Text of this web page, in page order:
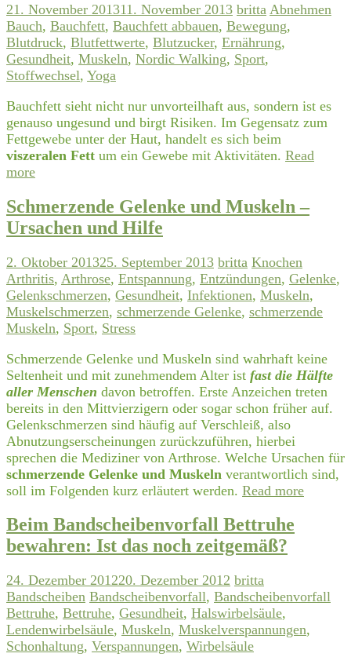
21. November 201311. November 2013 britta Abnehmen
Bauch, Bauchfett, Bauchfett abbauen, Bewegung,
Blutdruck, Blutfettwerte, Blutzucker, Ernährung,
Gesundheit, Muskeln, Nordic Walking, Sport,
Stoffwechsel, Yoga
Bauchfett sieht nicht nur unvorteilhaft aus, sondern ist es
genauso ungesund und birgt Risiken. Im Gegensatz zum
Fettgewebe unter der Haut, handelt es sich beim
viszeralen Fett um ein Gewebe mit Aktivitäten. Read
more
Schmerzende Gelenke und Muskeln –
Ursachen und Hilfe
2. Oktober 201325. September 2013 britta Knochen
Arthritis, Arthrose, Entspannung, Entzündungen, Gelenke,
Gelenkschmerzen, Gesundheit, Infektionen, Muskeln,
Muskelschmerzen, schmerzende Gelenke, schmerzende
Muskeln, Sport, Stress
Schmerzende Gelenke und Muskeln sind wahrhaft keine
Seltenheit und mit zunehmendem Alter ist fast die Hälfte
aller Menschen davon betroffen. Erste Anzeichen treten
bereits in den Mittvierzigern oder sogar schon früher auf.
Gelenkschmerzen sind häufig auf Verschleiß, also
Abnutzungserscheinungen zurückzuführen, hierbei
sprechen die Mediziner von Arthrose. Welche Ursachen für
schmerzende Gelenke und Muskeln verantwortlich sind,
soll im Folgenden kurz erläutert werden. Read more
Beim Bandscheibenvorfall Bettruhe
bewahren: Ist das noch zeitgemäß?
24. Dezember 201220. Dezember 2012 britta
Bandscheiben Bandscheibenvorfall, Bandscheibenvorfall
Bettruhe, Bettruhe, Gesundheit, Halswirbelsäule,
Lendenwirbelsäule, Muskeln, Muskelverspannungen,
Schonhaltung, Verspannungen, Wirbelsäule